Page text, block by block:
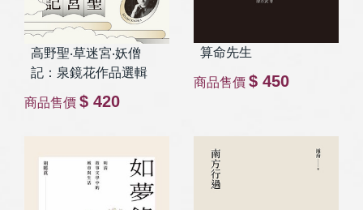
高野聖‧草迷宮‧妖僧
記：泉鏡花作品選輯
商品售價 $ 420
算命先生
商品售價 $ 450